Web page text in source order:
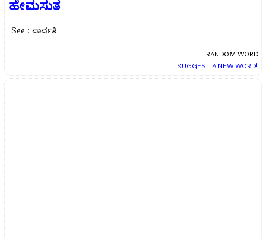
ಹೇಮಸುತ
See : ಪಾರ್ವತಿ
RANDOM WORD
SUGGEST A NEW WORD!